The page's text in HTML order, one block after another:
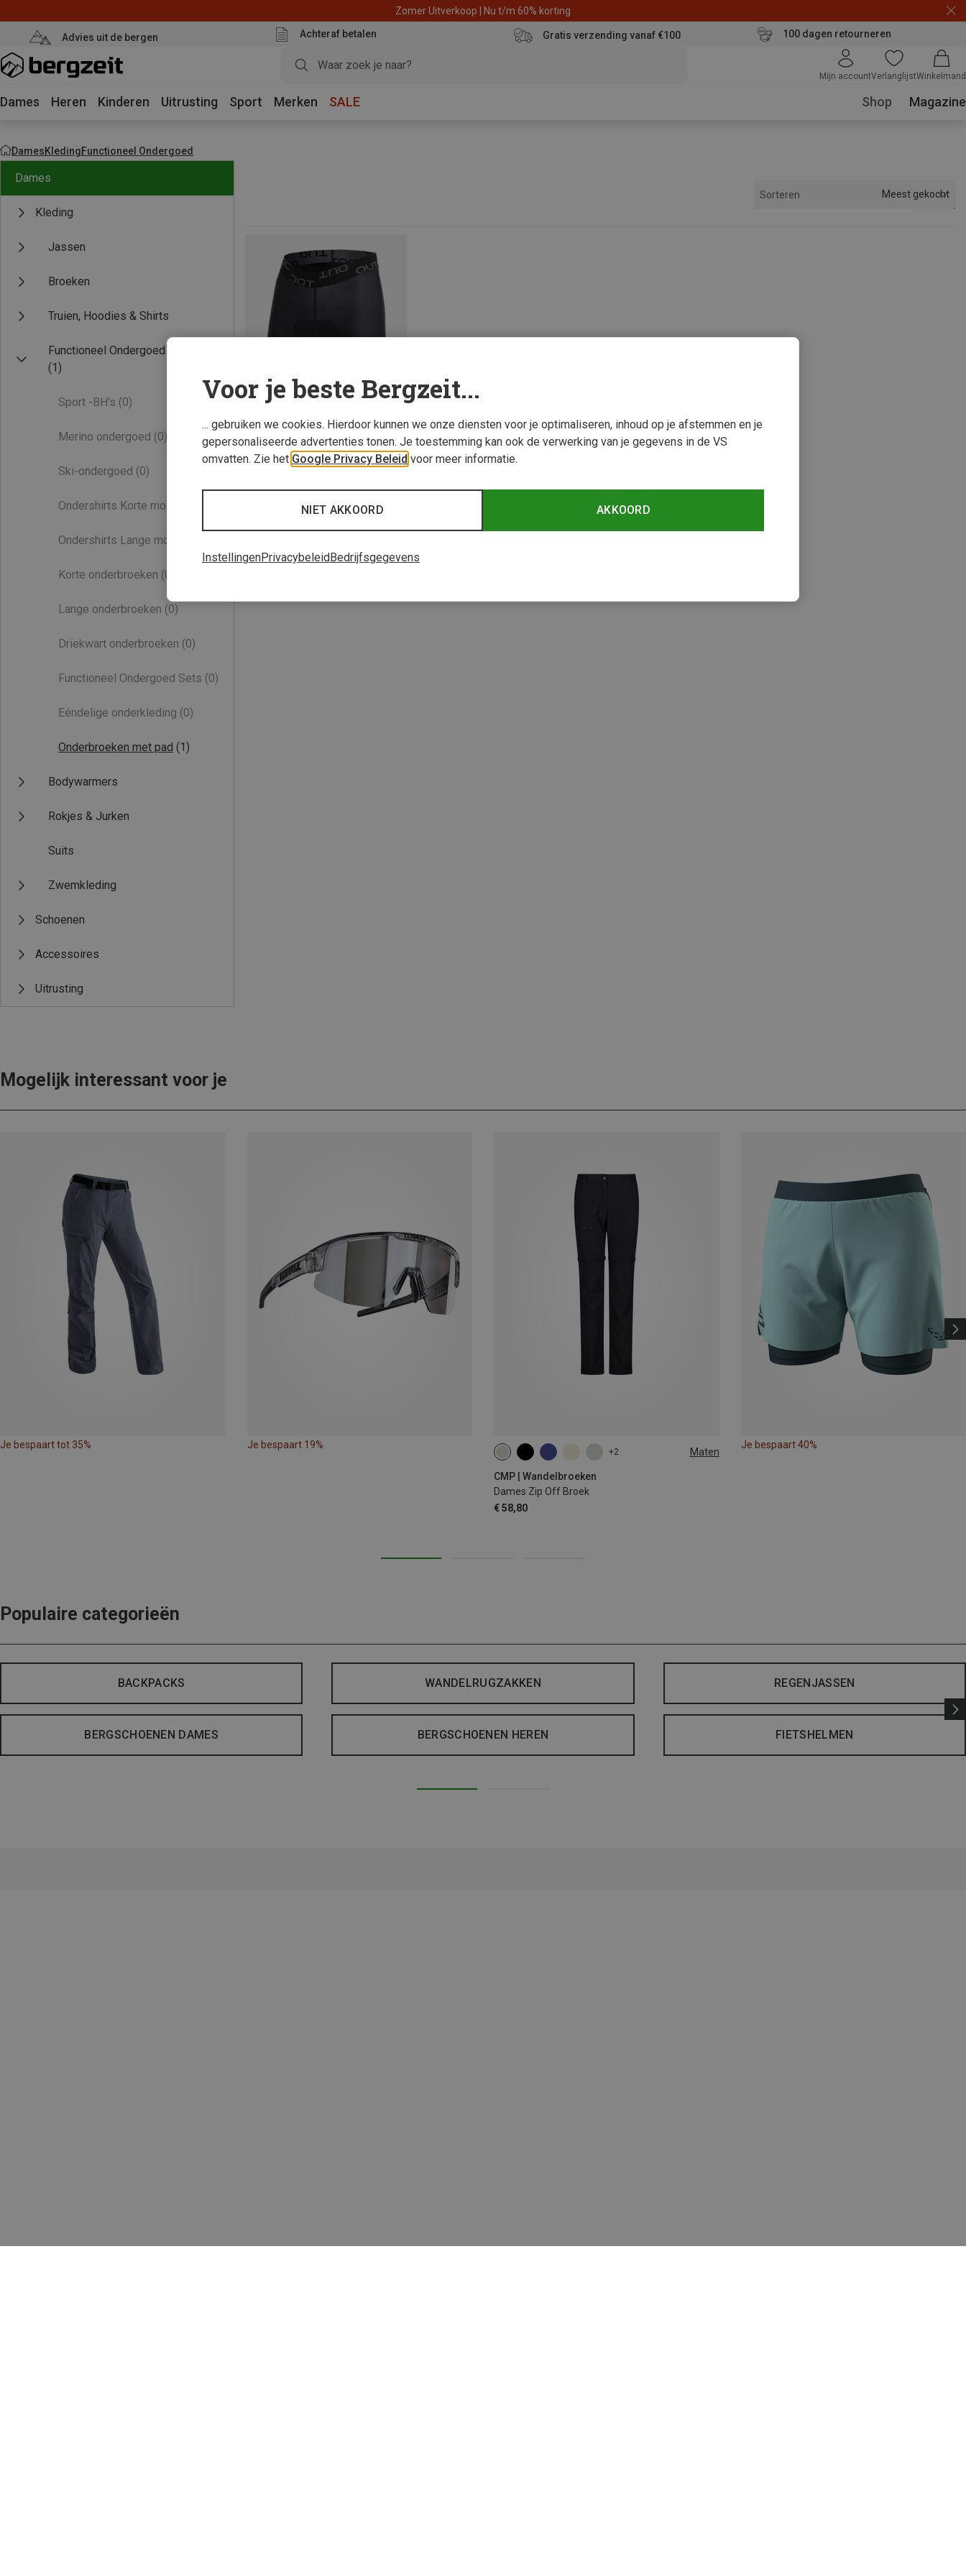
Zomer Uitverkoop | Nu t/m 60% korting
Advies uit de bergen Achteraf betalen Gratis verzending vanaf €100 100 dagen retourneren
Mijn accountVerlanglijstWinkelmand
Dames Heren Kinderen Uitrusting Sport Merken SALE Shop Magazine
DamesKledingFunctioneel Ondergoed
Dames
Kleding
Jassen
Broeken
Truien, Hoodies & Shirts
Functioneel Ondergoed
(1)
Sport -BH's (0)
Merino ondergoed (0)
Ski-ondergoed (0)
Ondershirts Korte mouwen
Ondershirts Lange mouwen
Korte onderbroeken (0)
Lange onderbroeken (0)
Driekwart onderbroeken (0)
Functioneel Ondergoed Sets (0)
Eéndelige onderkleding (0)
Onderbroeken met pad (1)
Bodywarmers
Rokjes & Jurken
Suits
Zwemkleding
Schoenen
Accessoires
Uitrusting
Sorteren Meest gekocht
Je bespaart 45%
1 van 1 producten bekeken
Mogelijk interessant voor je
Je bespaart tot 35% Je bespaart 19%
+2 Maten
CMP | Wandelbroeken
Dames Zip Off Broek
€ 58,80
Je bespaart 40%
Populaire categorieën
BACKPACKS WANDELRUGZAKKEN REGENJASSEN
BERGSCHOENEN DAMES BERGSCHOENEN HEREN FIETSHELMEN
Voor je beste Bergzeit...
... gebruiken we cookies. Hierdoor kunnen we onze diensten voor je optimaliseren, inhoud op je afstemmen en je
gepersonaliseerde advertenties tonen. Je toestemming kan ook de verwerking van je gegevens in de VS
omvatten. Zie het Google Privacy Beleid voor meer informatie.
AKKOORD
NIET AKKOORD
InstellingenPrivacybeleidBedrijfsgegevens